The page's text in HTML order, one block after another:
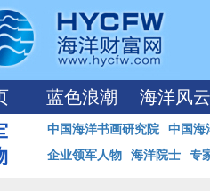
蓝色浪潮 海洋风云
中国海洋书画研究院 中国海
企业领军人物 海洋院士 专